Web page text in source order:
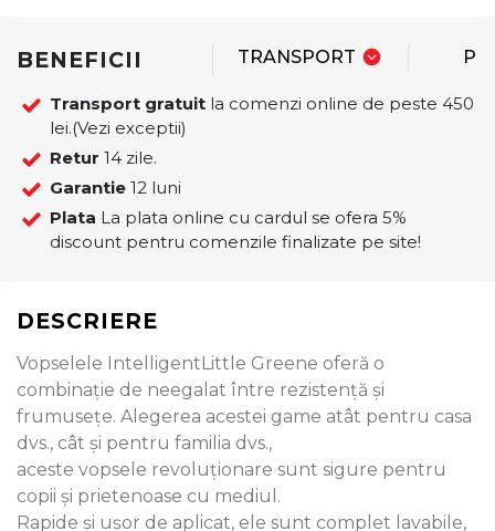
BENEFICII TRANSPORT
Transport gratuit la comenzi online de peste 450
lei.(Vezi exceptii)
Retur 14 zile.
Garantie 12 luni
Plata La plata online cu cardul se ofera 5%
discount pentru comenzile finalizate pe site!
DESCRIERE
Vopselele IntelligentLittle Greene oferă o
combinație de neegalat între rezistență și
frumusețe. Alegerea acestei game atât pentru casa
dvs., cât și pentru familia dvs.,
aceste vopsele revoluționare sunt sigure pentru
copii și prietenoase cu mediul.
Rapide și ușor de aplicat, ele sunt complet lavabile,